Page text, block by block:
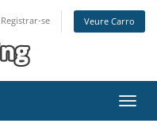
Registrar-se Veure Carro